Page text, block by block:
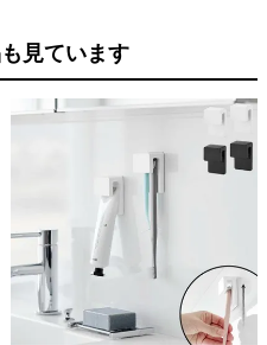
見ています